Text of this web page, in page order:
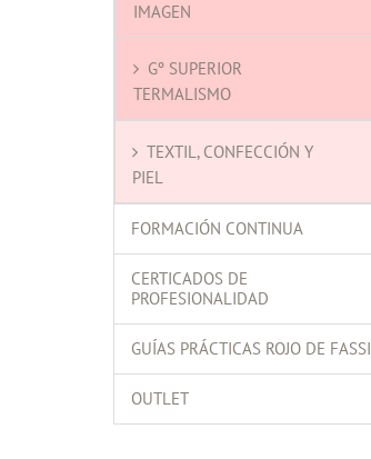
IMAGEN
Gº SUPERIOR
TERMALISMO
TEXTIL, CONFECCIÓN Y
PIEL
FORMACIÓN CONTINUA
CERTICADOS DE
PROFESIONALIDAD
GUÍAS PRÁCTICAS ROJO DE FASSI
OUTLET